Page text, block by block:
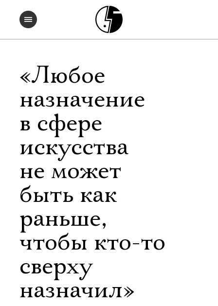
«Любое
назначение
в сфере
искусства
не может
быть как
раньше,
чтобы кто-то
сверху
назначил»